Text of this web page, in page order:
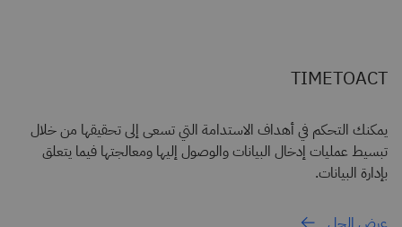
TIMETOACT
يمكنك التحكم في أهداف الاستدامة التي تسعى إلى تحقيقها من خلال
تبسيط عمليات إدخال البيانات والوصول إليها ومعالجتها فيما يتعلق
بإدارة البيانات.